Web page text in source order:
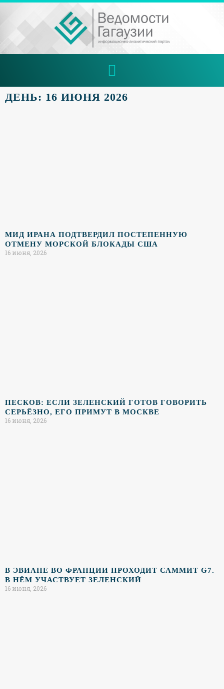
ДЕНЬ: 16 ИЮНЯ 2026
МИД ИРАНА ПОДТВЕРДИЛ ПОСТЕПЕННУЮ
ОТМЕНУ МОРСКОЙ БЛОКАДЫ США
16 июня, 2026
ПЕСКОВ: ЕСЛИ ЗЕЛЕНСКИЙ ГОТОВ ГОВОРИТЬ
СЕРЬЁЗНО, ЕГО ПРИМУТ В МОСКВЕ
16 июня, 2026
В ЭВИАНЕ ВО ФРАНЦИИ ПРОХОДИТ САММИТ G7.
В НЁМ УЧАСТВУЕТ ЗЕЛЕНСКИЙ
16 июня, 2026